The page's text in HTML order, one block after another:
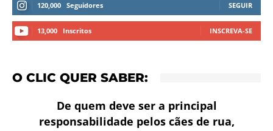
120,000 Seguidores SEGUIR
13,000 Inscritos INSCREVA-SE
O CLIC QUER SABER:
De quem deve ser a principal
responsabilidade pelos cães de rua,